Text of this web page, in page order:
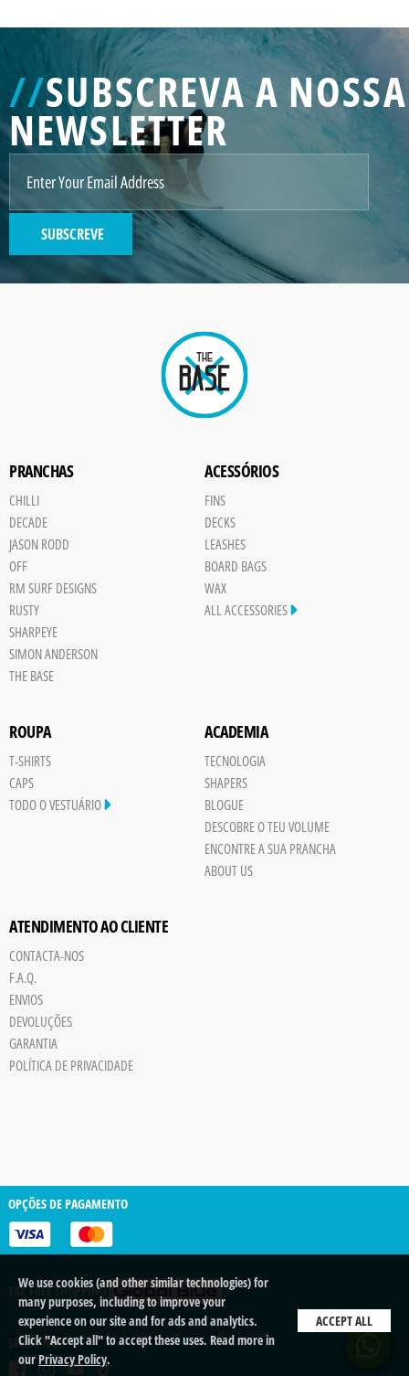
We use cookies (and other similar technologies) for
many purposes, including to improve your
experience on our site and for ads and analytics.
Click "Accept all" to accept these uses. Read more in
ourPrivacy Policy.
ACCEPT ALL
//SUBSCREVA A NOSSA
NEWSLETTER
SUBSCREVE
PRANCHAS
CHILLI
DECADE
JASON RODD
OFF
RM SURF DESIGNS
RUSTY
SHARPEYE
SIMON ANDERSON
THE BASE
ACESSÓRIOS
FINS
DECKS
LEASHES
BOARD BAGS
WAX
ALL ACCESSORIES
ROUPA
T-SHIRTS
CAPS
TODO O VESTUÁRIO
ACADEMIA
TECNOLOGIA
SHAPERS
BLOGUE
DESCOBRE O TEU VOLUME
ENCONTRE A SUA PRANCHA
ABOUT US
ATENDIMENTO AO CLIENTE
CONTACTA-NOS
F.A.Q.
ENVIOS
DEVOLUÇÕES
GARANTIA
POLÍTICA DE PRIVACIDADE
OPÇÕES DE PAGAMENTO
TAX FREE SHOPPING
SEGUE-NOS